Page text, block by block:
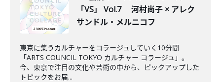
「VS」 Vol.7 河村尚子 × アレク
サンドル・メルニコフ
東京に集うカルチャーをコラージュしていく10分間
「ARTS COUNCIL TOKYO カルチャー コラージュ」。
今、東京で注目の文化や芸術の中から、ピックアップした
トピックをお届...